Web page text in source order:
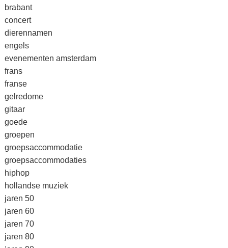
brabant
concert
dierennamen
engels
evenementen amsterdam
frans
franse
gelredome
gitaar
goede
groepen
groepsaccommodatie
groepsaccommodaties
hiphop
hollandse muziek
jaren 50
jaren 60
jaren 70
jaren 80